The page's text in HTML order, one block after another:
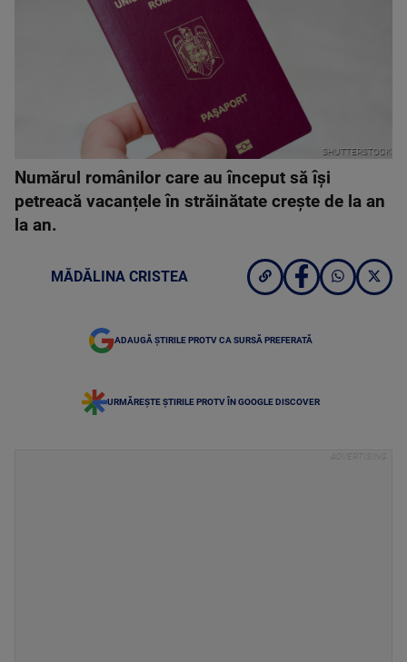
SHUTTERSTOCK
Numărul românilor care au început să își
petreacă vacanțele în străinătate crește de la an
la an.
MĂDĂLINA CRISTEA
ADAUGĂ ȘTIRILE PROTV CA SURSĂ PREFERATĂ
URMĂREȘTE ȘTIRILE PROTV ÎN GOOGLE DISCOVER